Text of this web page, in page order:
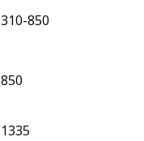
310-850
850
1335